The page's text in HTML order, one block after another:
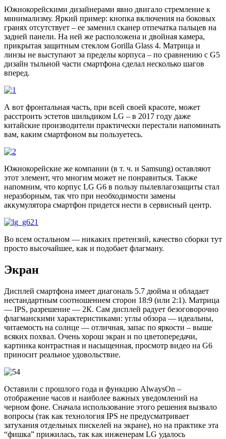
Южнокорейскими дизайнерами явно двигало стремление к
минимализму. Яркий пример: кнопка включения на боковых
гранях отсутствует – ее заменил сканер отпечатка пальцев на
задней панели. На ней же расположена и двойная камера,
прикрытая защитным стеклом Gorilla Glass 4. Матрица и
линзы не выступают за пределы корпуса – по сравнению с G5
дизайн тыльной части смартфона сделал несколько шагов
вперед.
А вот фронтальная часть, при всей своей красоте, может
расстроить эстетов шильдиком LG – в 2017 году даже
китайские производители практически перестали напоминать
вам, каким смартфоном вы пользуетесь.
Южнокорейские же компании (в т. ч. и Samsung) оставляют
этот элемент, что многим может не понравиться. Также
напомним, что корпус LG G6 в пользу пылевлагозащиты стал
неразборным, так что при необходимости замены
аккумулятора смартфон придется нести в сервисный центр.
Во всем остальном — никаких претензий, качество сборки тут
просто высочайшее, как и подобает флагману.
Экран
Дисплей смартфона имеет диагональ 5.7 дюйма и обладает
нестандартным соотношением сторон 18:9 (или 2:1). Матрица
— IPS, разрешение — 2К. Сам дисплей радует безоговорочно
флагманскими характеристиками: углы обзора — идеальны,
читаемость на солнце — отличная, запас по яркости – выше
всяких похвал. Очень хорош экран и по цветопередачи,
картинка контрастная и насыщенная, просмотр видео на G6
приносит реальное удовольствие.
Оставили с прошлого года и функцию AlwaysOn –
отображение часов и наиболее важных уведомлений на
черном фоне. Сначала использование этого решения вызвало
вопросы (так как технология IPS не предусматривает
затухания отдельных пискелей на экране), но на практике эта
“фишка” прижилась, так как инженерам LG удалось